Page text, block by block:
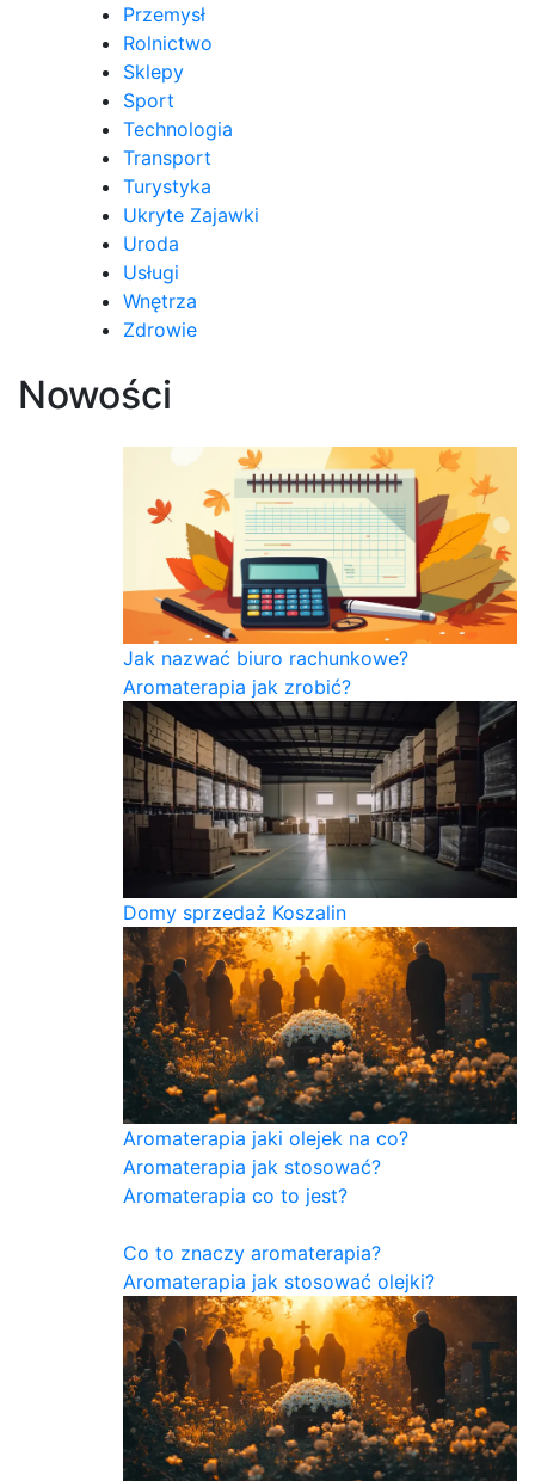
Przemysł
Rolnictwo
Sklepy
Sport
Technologia
Transport
Turystyka
Ukryte Zajawki
Uroda
Usługi
Wnętrza
Zdrowie
Nowości
Jak nazwać biuro rachunkowe?
Aromaterapia jak zrobić?
Domy sprzedaż Koszalin
Aromaterapia jaki olejek na co?
Aromaterapia jak stosować?
Aromaterapia co to jest?
Co to znaczy aromaterapia?
Aromaterapia jak stosować olejki?